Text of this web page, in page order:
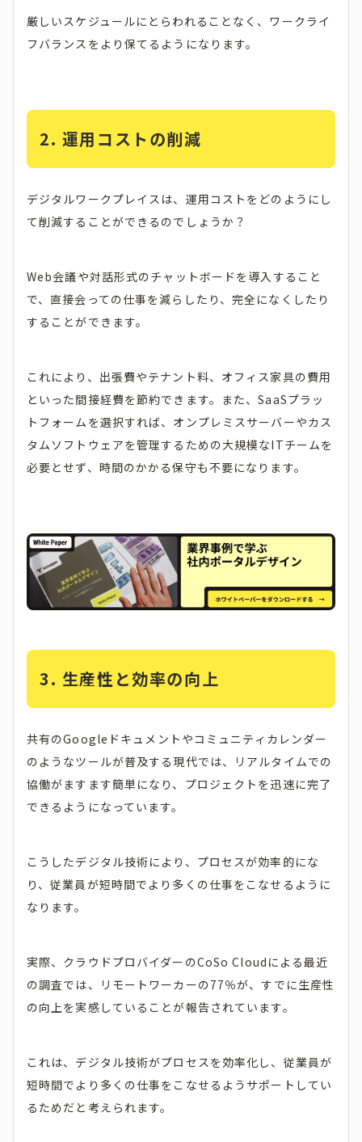
厳しいスケジュールにとらわれることなく、ワークライ
フバランスをより保てるようになります。
2. 運用コストの削減
デジタルワークプレイスは、運用コストをどのようにし
て削減することができるのでしょうか？
Web会議や対話形式のチャットボードを導入すること
で、直接会っての仕事を減らしたり、完全になくしたり
することができます。
これにより、出張費やテナント料、オフィス家具の費用
といった間接経費を節約できます。また、SaaSプラッ
トフォームを選択すれば、オンプレミスサーバーやカス
タムソフトウェアを管理するための大規模なITチームを
必要とせず、時間のかかる保守も不要になります。
3. 生産性と効率の向上
共有のGoogleドキュメントやコミュニティカレンダー
のようなツールが普及する現代では、リアルタイムでの
協働がますます簡単になり、プロジェクトを迅速に完了
できるようになっています。
こうしたデジタル技術により、プロセスが効率的にな
り、従業員が短時間でより多くの仕事をこなせるように
なります。
実際、クラウドプロバイダーのCoSo Cloudによる最近
の調査では、リモートワーカーの77％が、すでに生産性
の向上を実感していることが報告されています。
これは、デジタル技術がプロセスを効率化し、従業員が
短時間でより多くの仕事をこなせるようサポートしてい
るためだと考えられます。